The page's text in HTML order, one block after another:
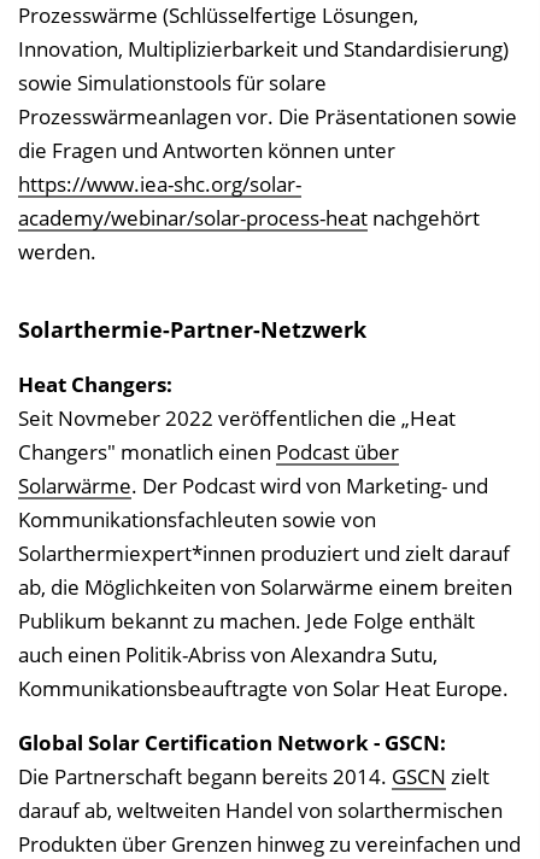
Prozesswärme (Schlüsselfertige Lösungen,
Innovation, Multiplizierbarkeit und Standardisierung)
sowie Simulationstools für solare
Prozesswärmeanlagen vor. Die Präsentationen sowie
die Fragen und Antworten können unter
https://www.iea-shc.org/solar-
academy/webinar/solar-process-heat nachgehört
werden.
Solarthermie-Partner-Netzwerk
Heat Changers:
Seit Novmeber 2022 veröffentlichen die „Heat
Changers" monatlich einen Podcast über
Solarwärme. Der Podcast wird von Marketing- und
Kommunikationsfachleuten sowie von
Solarthermiexpert*innen produziert und zielt darauf
ab, die Möglichkeiten von Solarwärme einem breiten
Publikum bekannt zu machen. Jede Folge enthält
auch einen Politik-Abriss von Alexandra Sutu,
Kommunikationsbeauftragte von Solar Heat Europe.
Global Solar Certification Network - GSCN:
Die Partnerschaft begann bereits 2014. GSCN zielt
darauf ab, weltweiten Handel von solarthermischen
Produkten über Grenzen hinweg zu vereinfachen und